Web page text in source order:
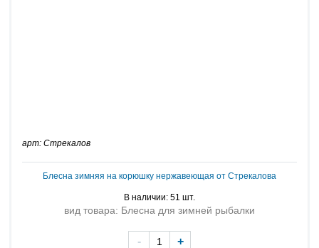
арт: Стрекалов
Блесна зимняя на корюшку нержавеющая от Стрекалова
В наличии: 51 шт.
вид товара: Блесна для зимней рыбалки
- +